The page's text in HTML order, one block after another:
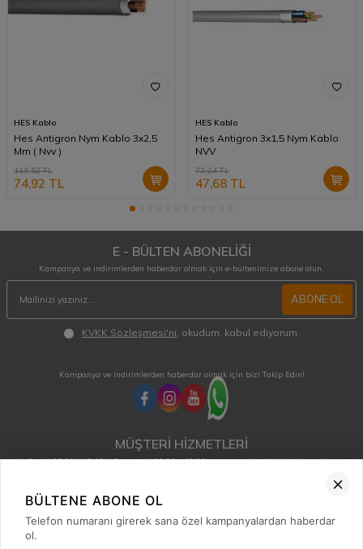
HES Kablo
Hes Antigron Nym Kablo 3x2,5
Mm ( Nvv )
113,52TL
74,92 TL
HES Kablo
Hes Antigron 3x1,5 Nym Kablo
NVV
72,24TL
47,68TL
E - BÜLTEN ABONELİĞİ
Kampanya ve indirimlerden haberdar olmak için e-bültenimize abone olun.
ABONE OL
KVKK Sözleşmesi'ni , okudum, kabul ediyorum.
Kampanya ve indirimlerden haberdar olmak için bizi Takip Edin!
MÜŞTERİ HİZMETLERİ
Hafta içi 08:00 - 18:00 / Cumartesi 08:00 - 13:00 arası merak ettiğiniz tüm sorular ve
0850 515 01 10
BÜLTENE ABONE OL
Telefon numaranı girerek sana özel kampanyalardan haberdar
ol.